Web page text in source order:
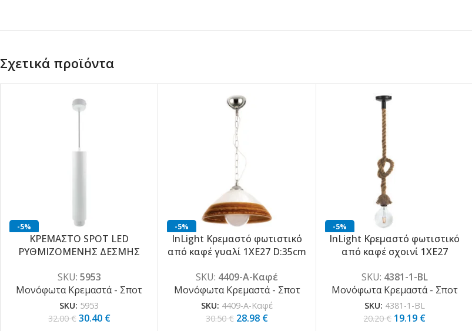
Σχετικά προϊόντα
-5%
ΚΡΕΜΑΣΤΟ SPOT LED
ΡΥΘΜΙΖΟΜΕΝΗΣ ΔΕΣΜΗΣ
SKU: 5953
Μονόφωτα Κρεμαστά - Σποτ
SKU: 5953
32.00€ 30.40 €
-5%
InLight Κρεμαστό φωτιστικό
από καφέ γυαλί 1XE27 D:35cm
SKU: 4409-Α-Καφέ
Μονόφωτα Κρεμαστά - Σποτ
SKU: 4409-Α-Καφέ
30.50€ 28.98 €
-5%
InLight Κρεμαστό φωτιστικό
από καφέ σχοινί 1XE27
SKU: 4381-1-BL
Μονόφωτα Κρεμαστά - Σποτ
SKU: 4381-1-BL
20.20€ 19.19 €